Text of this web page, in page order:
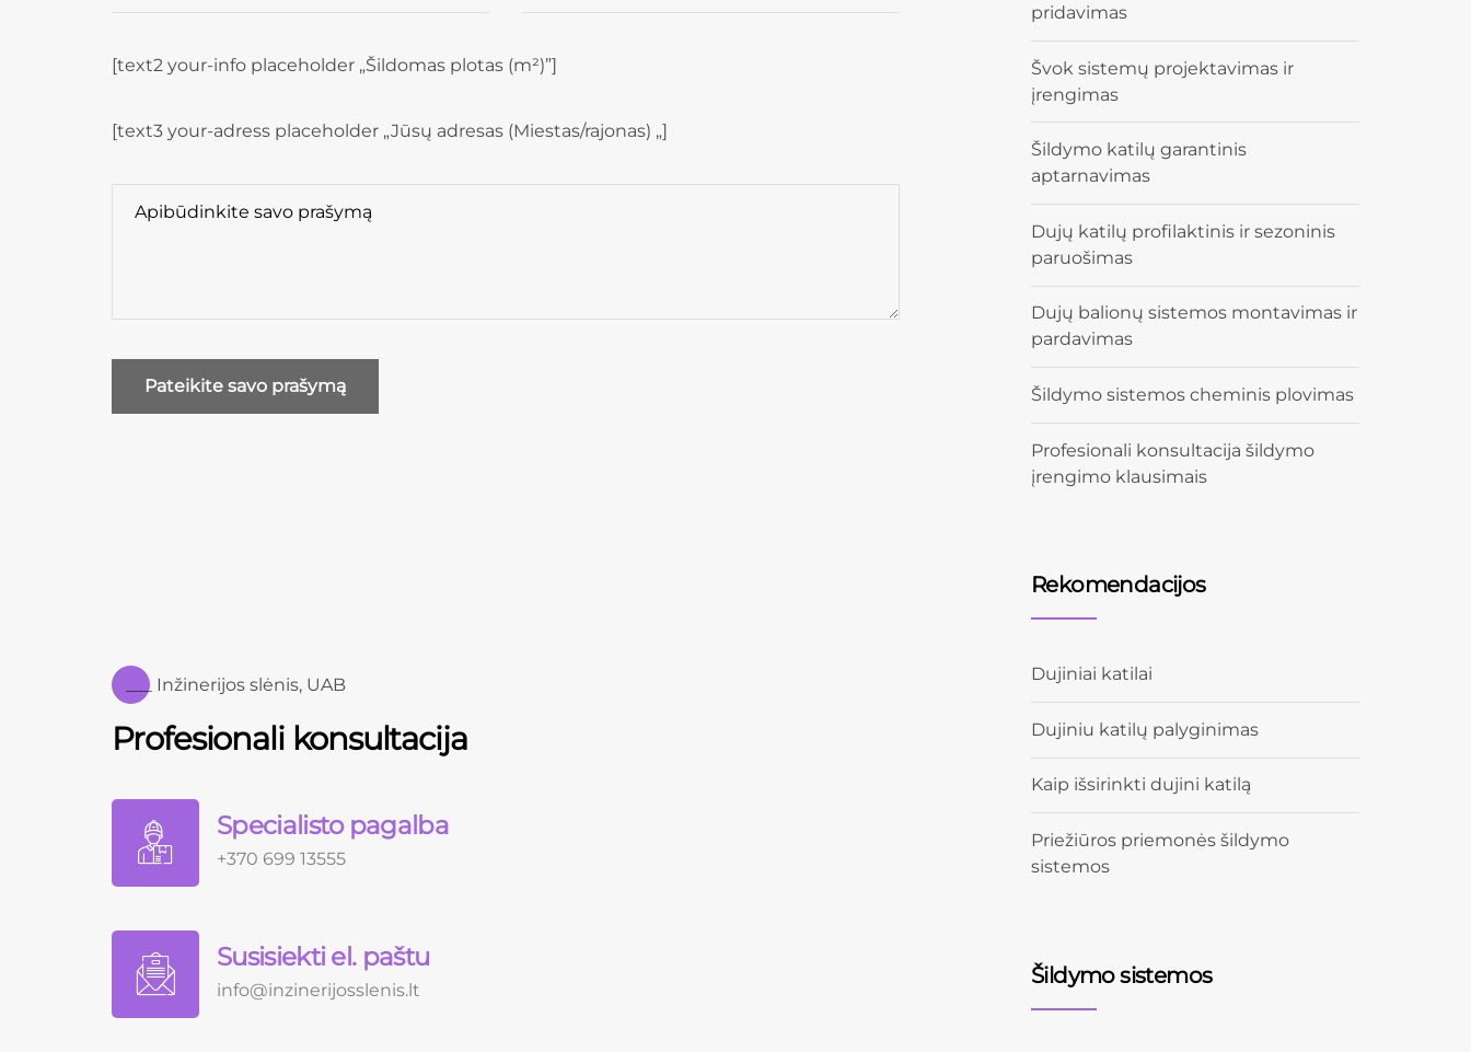
[text2 your-info placeholder „Šildomas plotas (m²)”]
[text3 your-adress placeholder „Jūsų adresas (Miestas/rajonas) „]
___ Inžinerijos slėnis, UAB
Profesionali konsultacija
Specialisto pagalba
+370 699 13555
Susisiekti el. paštu
info@inzinerijosslenis.lt
pridavimas
Švok sistemų projektavimas ir
įrengimas
Šildymo katilų garantinis
aptarnavimas
Dujų katilų profilaktinis ir sezoninis
paruošimas
Dujų balionų sistemos montavimas ir
pardavimas
Šildymo sistemos cheminis plovimas
Profesionali konsultacija šildymo
įrengimo klausimais
Rekomendacijos
Dujiniai katilai
Dujiniu katilų palyginimas
Kaip išsirinkti dujini katilą
Priežiūros priemonės šildymo
sistemos
Šildymo sistemos